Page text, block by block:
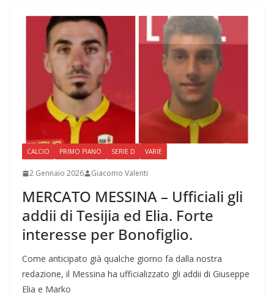
CALCIO PRIMO PIANO SERIE D VARIE
2 Gennaio 2026 Giacomo Valenti
MERCATO MESSINA – Ufficiali gli
addii di Tesijia ed Elia. Forte
interesse per Bonofiglio.
Come anticipato già qualche giorno fa dalla nostra
redazione, il Messina ha ufficializzato gli addii di Giuseppe
Elia e Marko